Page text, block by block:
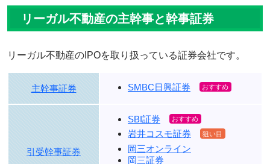
リーガル不動産の主幹事と幹事証券
リーガル不動産のIPOを取り扱っている証券会社です。
主幹事証券 SMBC日興証券
引受幹事証券
SBI証券
岩井コスモ証券
岡三オンライン
岡三証券